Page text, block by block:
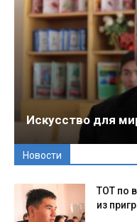
Искусство для
Новости
ТОТ по
из